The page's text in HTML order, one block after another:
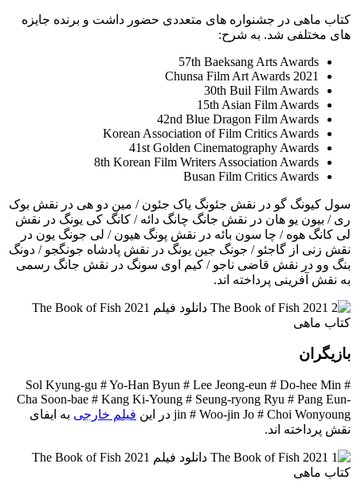
کتاب ماهی در جشنواره های متعددی حضور داشت و برنده جایزه
های مختلفی شد. به شرح:
57th Baeksang Arts Awards
Chunsa Film Art Awards 2021
30th Buil Film Awards
15th Asian Film Awards
42nd Blue Dragon Film Awards
Korean Association of Film Critics Awards
41st Golden Cinematography Awards
8th Korean Film Writers Association Awards
Busan Film Critics Awards
سول کیونگ گو در نقش جئونگ یاک جئون / مین دو هی در نقش بوک
ری / بیون یو هان در نقش جانگ چانگ دائه / کانگ کی یونگ در نقش
لی کانگ هوه / چا سون بائه در نقش پونگ هیون / لی جونگ یون در
نقش زنی از گاجئو / جونگ جین یونگ در نقش پادشاه جونگجو / دونگ
بنگ وو در نقش قاضی ناجو / کیم اوی سونگ در نقش جانگ رسمی
به نقش آفرینی پرداخته اند.
بازیگران
Sol Kyung-gu # Yo-Han Byun # Lee Jeong-eun # Do-hee Min #
Cha Soon-bae # Kang Ki-Young # Seung-ryong Ryu # Pang Eun-
jin # Woo-jin Jo # Choi Wonyoung در این
فیلم خارجی به ایفای
نقش پرداخته اند.